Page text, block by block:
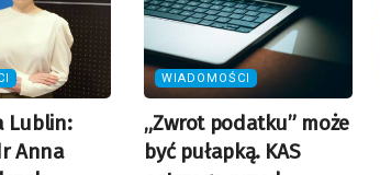
Lublin:
Anna
WIADOMOŚCI
„Zwrot podatku” może
być pułapką. KAS